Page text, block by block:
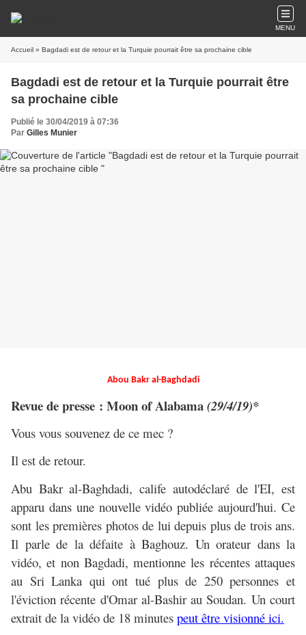
MENU
Accueil » Bagdadi est de retour et la Turquie pourrait être sa prochaine cible
Bagdadi est de retour et la Turquie pourrait être
sa prochaine cible
Publié le 30/04/2019 à 07:36
Par Gilles Munier
Abou Bakr al-Baghdadi
Revue de presse : Moon of Alabama(29/4/19)*
Vous vous souvenez de ce mec ?
Il est de retour.
Abu Bakr al-Baghdadi, calife autodéclaré de l'EI, est
apparu dans une nouvelle vidéo publiée aujourd'hui. Ce
sont les premières photos de lui depuis plus de trois ans.
Il parle de la défaite à Baghouz. Un orateur dans la
vidéo, et non Bagdadi, mentionne les récentes attaques
au Sri Lanka qui ont tué plus de 250 personnes et
l'éviction récente d'Omar al-Bashir au Soudan. Un court
extrait de la vidéo de 18 minutes peut être visionné ici.